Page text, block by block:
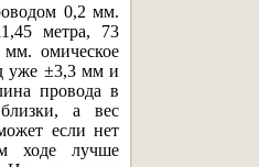
0,2 мм.
метра, 73
омическое
уже ±3,3 мм и
провода в
а вес
если нет
ходе лучше